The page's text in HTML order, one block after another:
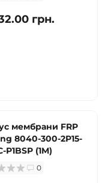
грн.
мембрани FRP
8040-300-2P15-
P1BSP (1M)
0